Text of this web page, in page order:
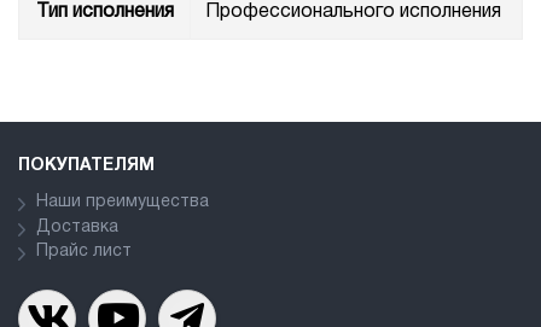
Тип исполнения Профессионального исполнения
ПОКУПАТЕЛЯМ
Наши преимущества
Доставка
Прайс лист